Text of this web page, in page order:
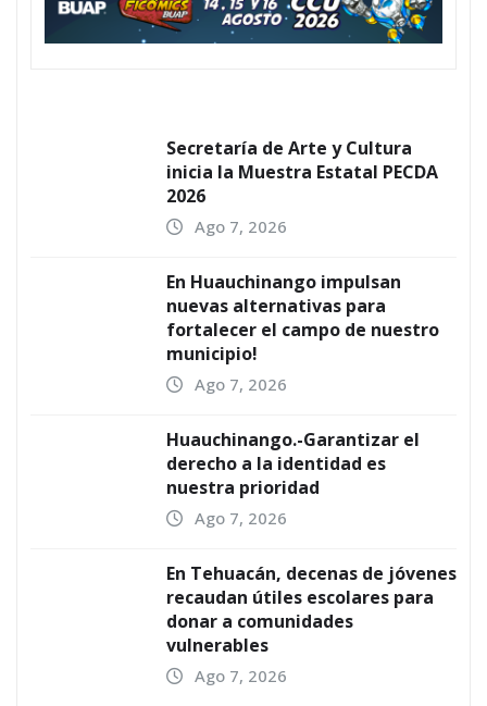
Secretaría de Arte y Cultura
inicia la Muestra Estatal PECDA
2026
Ago 7, 2026
En Huauchinango impulsan
nuevas alternativas para
fortalecer el campo de nuestro
municipio!
Ago 7, 2026
Huauchinango.-Garantizar el
derecho a la identidad es
nuestra prioridad
Ago 7, 2026
En Tehuacán, decenas de jóvenes
recaudan útiles escolares para
donar a comunidades
vulnerables
Ago 7, 2026